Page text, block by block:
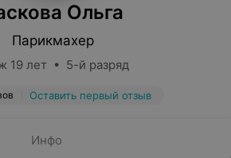
Ольга
Парикмахер
19 лет • 5-й разряд
Оставить первый отзыв
Инфо